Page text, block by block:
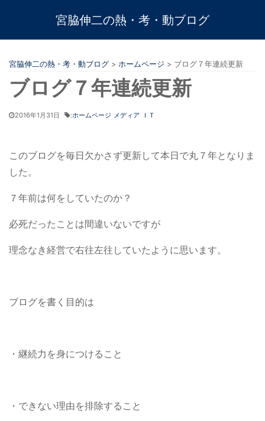
宮脇伸二の熱・考・動ブログ
宮脇伸二の熱・考・動ブログ > ホームページ > ブログ７年連続更新
ブログ７年連続更新
2016年1月31日 :ホームページ メディア ＩＴ
このブログを毎日欠かさず更新して本日で丸７年となりま
した。
７年前は何をしていたのか？
必死だったことは間違いないですが
理念なき経営で右往左往していたように思います。
ブログを書く目的は
・継続力を身につけること
・できない理由を排除すること